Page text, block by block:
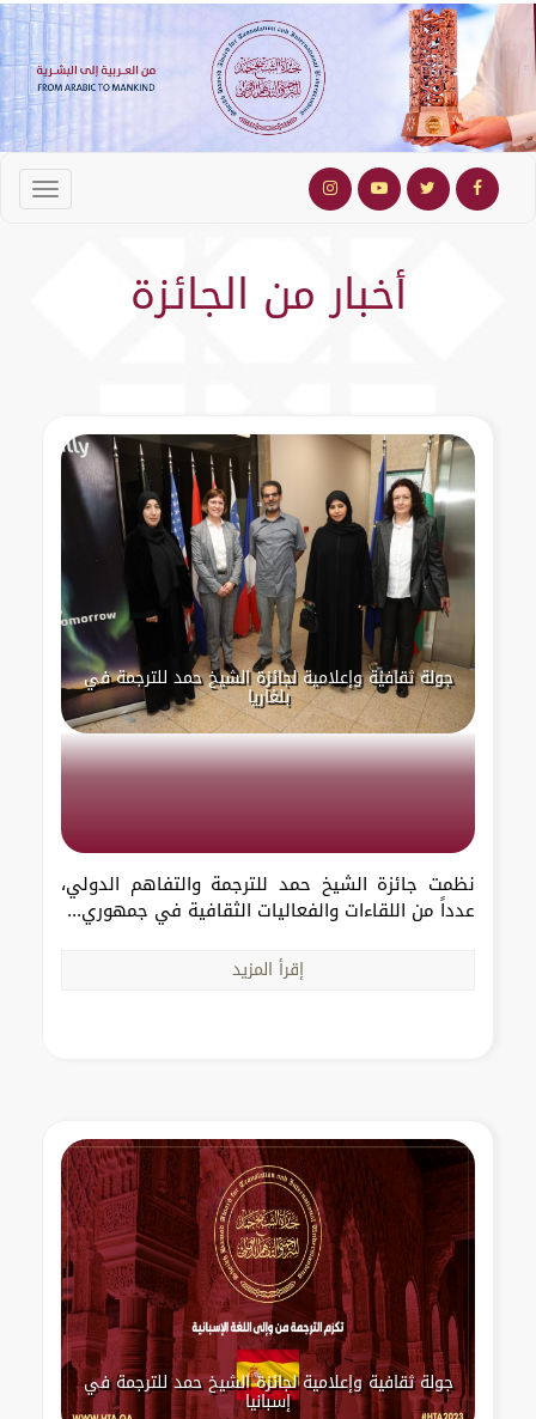
أخبار من الجائزة
جولة ثقافية وإعلامية لجائزة الشيخ حمد للترجمة في
بلغاريا
نظمت جائزة الشيخ حمد للترجمة والتفاهم الدولي،
عدداً من اللقاءات والفعاليات الثقافية في جمهوري...
إقرأ المزيد
جولة ثقافية وإعلامية لجائزة الشيخ حمد للترجمة في
إسبانيا